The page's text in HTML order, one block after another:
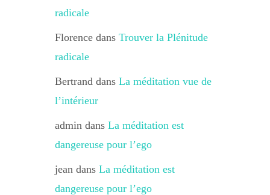
radicale
Florence dans Trouver la Plénitude
radicale
Bertrand dans La méditation vue de
l’intérieur
admin dans La méditation est
dangereuse pour l’ego
jean dans La méditation est
dangereuse pour l’ego